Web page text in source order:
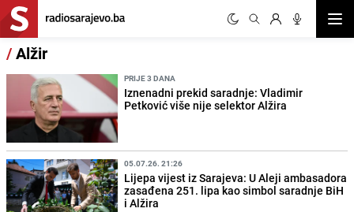
/Alžir
PRIJE 3 DANA
Iznenadni prekid saradnje: Vladimir
Petković više nije selektor Alžira
05.07.26. 21:26
Lijepa vijest iz Sarajeva: U Aleji ambasadora
zasađena 251. lipa kao simbol saradnje BiH
i Alžira